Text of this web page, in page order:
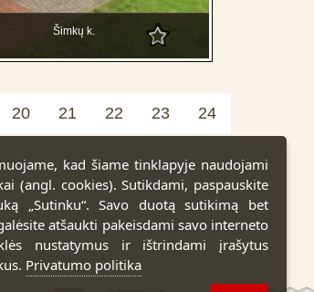
Šimkų k.
20 21 22 23 24
kad šiame tinklapyje naudojami
(angl. cookies). Sutikdami, paspauskite
„Sutinku“. Savo duotą sutikimą bet
atšaukti pakeisdami savo interneto
nustatymus ir ištrindami įrašytus
Privatumo politika